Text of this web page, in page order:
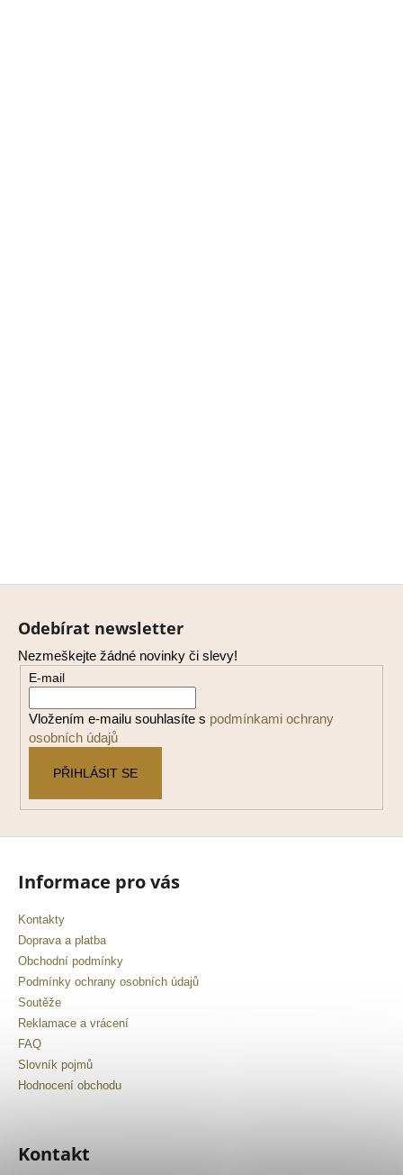
Z
Odebírat newsletter
Nezmeškejte žádné novinky či slevy!
E-mail
Vložením e-mailu souhlasíte s podmínkami ochrany
osobních údajů
PŘIHLÁSIT SE
Informace pro vás
Kontakty
Doprava a platba
Obchodní podmínky
Podmínky ochrany osobních údajů
Soutěže
Reklamace a vrácení
FAQ
Slovník pojmů
Hodnocení obchodu
Kontakt